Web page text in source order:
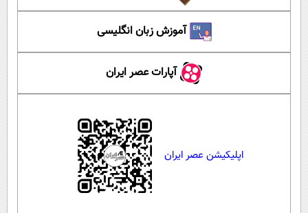
آموزش زبان انگلیسی
آپارات عصر ایران
اپلیکیشن عصر ایران